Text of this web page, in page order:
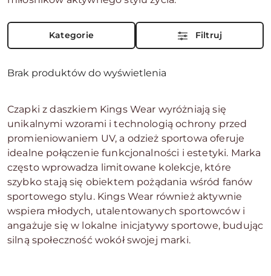
Kategorie Filtruj
Brak produktów do wyświetlenia
Czapki z daszkiem Kings Wear wyróżniają się
unikalnymi wzorami i technologią ochrony przed
promieniowaniem UV, a odzież sportowa oferuje
idealne połączenie funkcjonalności i estetyki. Marka
często wprowadza limitowane kolekcje, które
szybko stają się obiektem pożądania wśród fanów
sportowego stylu. Kings Wear również aktywnie
wspiera młodych, utalentowanych sportowców i
angażuje się w lokalne inicjatywy sportowe, budując
silną społeczność wokół swojej marki.